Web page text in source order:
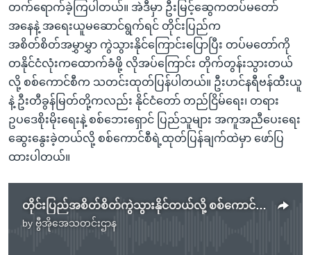
တက်ရောက်ခဲ့ကြပါတယ်။ အဲဒီမှာ ဦးမြင့်ဆွေကတပ်မတော်
အနေနဲ့ အရေးယူမဆောင်ရွက်ရင် တိုင်းပြည်က
အစိတ်စိတ်အမွှာမွှာ ကွဲသွားနိုင်ကြောင်းပြောပြီး တပ်မတော်ကို
တနိုင်ငံလုံးကထောက်ခံဖို့ လိုအပ်ကြောင်း တိုက်တွန်းသွားတယ်
လို့ စစ်ကောင်စီက သတင်းထုတ်ပြန်ပါတယ်။ ဦးဟင်နရီဗန်ထီးယူ
နဲ့ ဦးတီခွန်မြတ်တို့ကလည်း နိုင်ငံတော် တည်ငြိမ်ရေး၊ တရား
ဥပဒေစိုးမိုးရေးနဲ့ စစ်ဘေးရှောင် ပြည်သူများ အကူအညီပေးရေး
ဆွေးနွေးခဲ့တယ်လို့ စစ်ကောင်စီရဲ့ထုတ်ပြန်ချက်ထဲမှာ ဖော်ပြ
ထားပါတယ်။
တိုင်းပြည်အစိတ်စိတ်ကွဲသွားနိုင်တယ်လို့ စစ်ကောင်စီ ယာယီသမ္မတ သတိပေး
by ဗွီအိုအေသတင်းဌာန
No media source currently available